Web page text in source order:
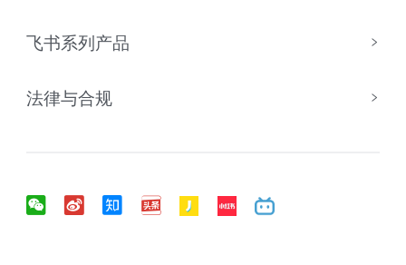
飞书系列产品
法律与合规